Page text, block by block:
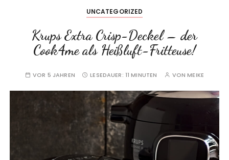
UNCATEGORIZED
Krups Extra Crisp-Deckel – der
Cook4me als Heißluft-Fritteuse!
VOR 5 JAHREN LESEDAUER: 11 MINUTEN VONMEIKE